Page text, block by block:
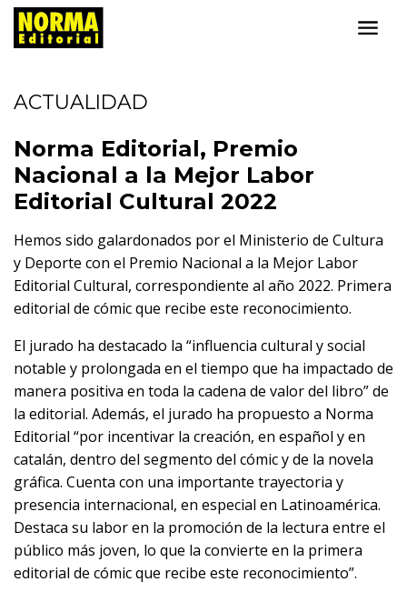
ACTUALIDAD
Norma Editorial, Premio
Nacional a la Mejor Labor
Editorial Cultural 2022
Hemos sido galardonados por el Ministerio de Cultura
y Deporte con el Premio Nacional a la Mejor Labor
Editorial Cultural, correspondiente al año 2022. Primera
editorial de cómicque recibe este reconocimiento.
El jurado ha destacado la “influencia cultural y social
notable y prolongada en el tiempo que ha impactado de
manera positiva en toda la cadena de valor del libro” de
la editorial. Además, el jurado ha propuesto a Norma
Editorial “por incentivar la creación, en español y en
catalán, dentro del segmento del cómic y de la novela
gráfica. Cuenta con una importante trayectoria y
presencia internacional, en especial en Latinoamérica.
Destaca su labor en la promoción de la lectura entre el
público más joven, lo que la convierte en la primera
editorial de cómic que recibe este reconocimiento”.